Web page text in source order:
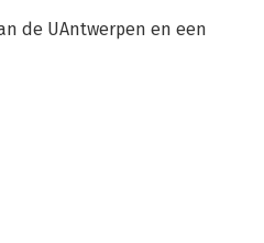
de UAntwerpen en een